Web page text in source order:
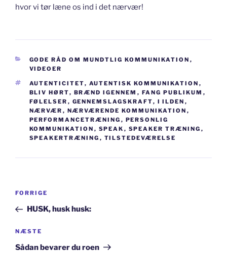
hvor vi tør læne os ind i det nærvær!
KATEGORIER
GODE RÅD OM MUNDTLIG KOMMUNIKATION ,
VIDEOER
TAGS
AUTENTICITET, AUTENTISK KOMMUNIKATION ,
BLIV HØRT, BRÆND IGENNEM , FANG PUBLIKUM ,
FØLELSER , GENNEMSLAGSKRAFT, I ILDEN ,
NÆRVÆR , NÆRVÆRENDE KOMMUNIKATION ,
PERFORMANCETRÆNING , PERSONLIG
KOMMUNIKATION , SPEAK , SPEAKER TRÆNING ,
SPEAKERTRÆNING , TILSTEDEVÆRELSE
Indlægsnavigation
Forrige
indlæg
FORRIGE
HUSK, husk husk:
Næste
indlæg
NÆSTE
Sådan bevarer du roen